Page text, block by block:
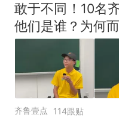
敢于不同！10名
他们是谁？为何
齐鲁壹点 114跟贴